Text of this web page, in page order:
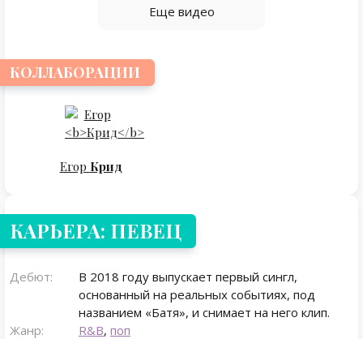
КАРЬЕРА: ПЕВЕЦ
Дебют:
В 2018 году выпускает первый сингл,
основанный на реальных событиях, под
названием «Батя», и снимает на него клип.
Жанр:
R&B, поп
Еще видео
КОЛЛАБОРАЦИИ
Егор Крид